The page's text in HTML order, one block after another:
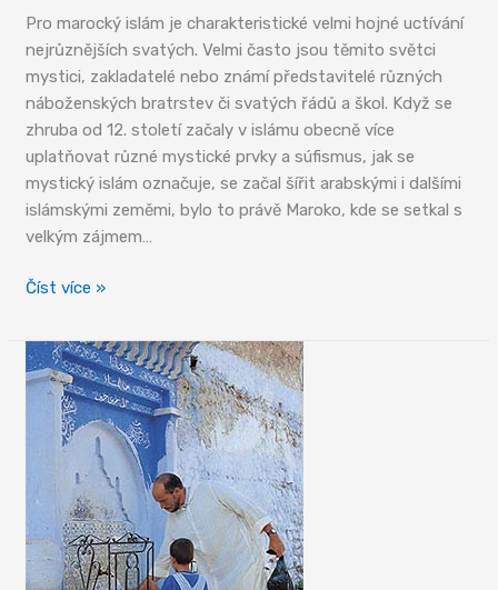
Pro marocký islám je charakteristické velmi hojné uctívání
nejrůznějších svatých. Velmi často jsou těmito světci
mystici, zakladatelé nebo známí představitelé různých
náboženských bratrstev či svatých řádů a škol. Když se
zhruba od 12. století začaly v islámu obecně více
uplatňovat různé mystické prvky a súfismus, jak se
mystický islám označuje, se začal šířit arabskými i dalšími
islámskými zeměmi, bylo to právě Maroko, kde se setkal s
velkým zájmem…
Svaté
Číst více »